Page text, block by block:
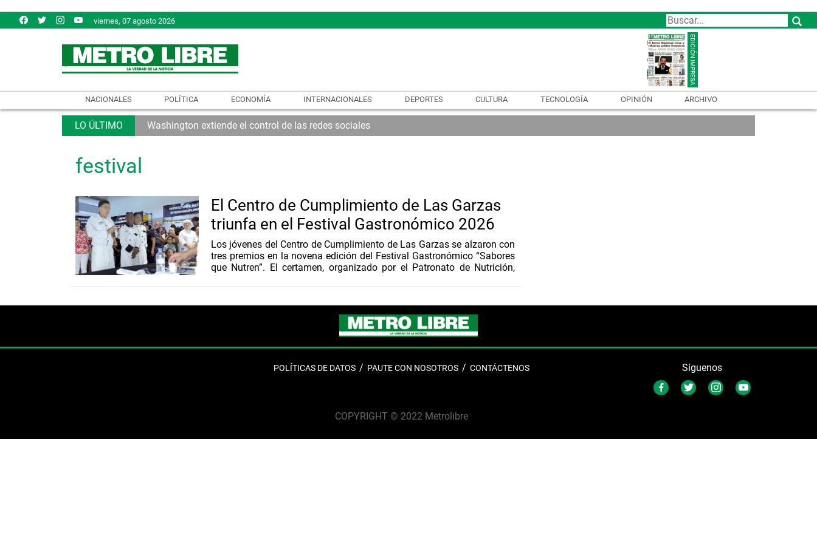
viernes, 07 agosto 2026
NACIONALES POLÍTICA ECONOMÍA INTERNACIONALES DEPORTES CULTURA TECNOLOGÍA OPINIÓN ARCHIVO
Washington extiende el control de las redes sociales
festival
El Centro de Cumplimiento de Las Garzas
triunfa en el Festival Gastronómico 2026
Los jóvenes del Centro de Cumplimiento de Las Garzas se alzaron con
tres premios en la novena edición del Festival Gastronómico “Sabores
que Nutren”. El certamen, organizado por el Patronato de Nutrición,
superiores de cocina del país.
Instituto de Estudios Interdisciplinarios (IEI) del Ministerio de Gobierno
conquistaron el voto del público y del jurado calificador con una
propuesta de maridaje internacional. Entre las creaciones premiadas
POLÍTICAS DE DATOS PAUTE CON NOSOTROS CONTÁCTENOS Síguenos
COPYRIGHT © 2022 Metrolibre